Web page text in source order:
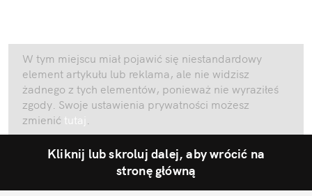
W tym miejscu miał pojawić się niestandardowy
element artykułu lub reklama, ale nie widzisz
żadnego z tych elementów, ponieważ nie wyraziłeś
zgody. Swoje ustawienia prywatności możesz
zmienić tutaj .
Kliknij lub skroluj dalej, aby wrócić na
stronę główną